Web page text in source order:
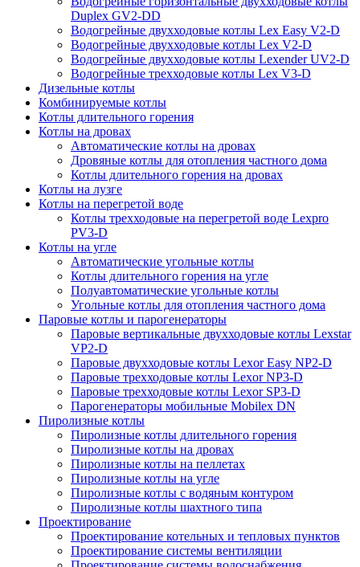
Duplex GV2-DD
Водогрейные двухходовые котлы Lex Easy V2-D
Водогрейные двухходовые котлы Lex V2-D
Водогрейные двухходовые котлы Lexender UV2-D
Водогрейные трехходовые котлы Lex V3-D
Дизельные котлы
Комбинируемые котлы
Котлы длительного горения
Котлы на дровах
Автоматические котлы на дровах
Дровяные котлы для отопления частного дома
Котлы длительного горения на дровах
Котлы на лузге
Котлы на перегретой воде
Котлы трехходовые на перегретой воде Lexpro
PV3-D
Котлы на угле
Автоматические угольные котлы
Котлы длительного горения на угле
Полуавтоматические угольные котлы
Угольные котлы для отопления частного дома
Паровые котлы и парогенераторы
Паровые вертикальные двухходовые котлы Lexstar
VP2-D
Паровые двухходовые котлы Lexor Easy NP2-D
Паровые трехходовые котлы Lexor NP3-D
Паровые трехходовые котлы Lexor SP3-D
Парогенераторы мобильные Mobilex DN
Пиролизные котлы
Пиролизные котлы длительного горения
Пиролизные котлы на дровах
Пиролизные котлы на пеллетах
Пиролизные котлы на угле
Пиролизные котлы с водяным контуром
Пиролизные котлы шахтного типа
Проектирование
Проектирование котельных и тепловых пунктов
Проектирование системы вентиляции